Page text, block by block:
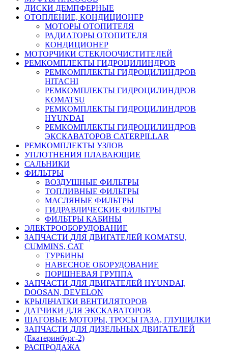
ДИСКИ ДЕМПФЕРНЫЕ
ОТОПЛЕНИЕ, КОНДИЦИОНЕР
МОТОРЫ ОТОПИТЕЛЯ
РАДИАТОРЫ ОТОПИТЕЛЯ
КОНДИЦИОНЕР
МОТОРЧИКИ СТЕКЛООЧИСТИТЕЛЕЙ
РЕМКОМПЛЕКТЫ ГИДРОЦИЛИНДРОВ
РЕМКОМПЛЕКТЫ ГИДРОЦИЛИНДРОВ
HITACHI
РЕМКОМПЛЕКТЫ ГИДРОЦИЛИНДРОВ
KOMATSU
РЕМКОМПЛЕКТЫ ГИДРОЦИЛИНДРОВ
HYUNDAI
РЕМКОМПЛЕКТЫ ГИДРОЦИЛИНДРОВ
ЭКСКАВАТОРОВ CATERPILLAR
РЕМКОМПЛЕКТЫ УЗЛОВ
УПЛОТНЕНИЯ ПЛАВАЮЩИЕ
САЛЬНИКИ
ФИЛЬТРЫ
ВОЗДУШНЫЕ ФИЛЬТРЫ
ТОПЛИВНЫЕ ФИЛЬТРЫ
МАСЛЯНЫЕ ФИЛЬТРЫ
ГИДРАВЛИЧЕСКИЕ ФИЛЬТРЫ
ФИЛЬТРЫ КАБИНЫ
ЭЛЕКТРООБОРУДОВАНИЕ
ЗАПЧАСТИ ДЛЯ ДВИГАТЕЛЕЙ KOMATSU,
CUMMINS, CAT
ТУРБИНЫ
НАВЕСНОЕ ОБОРУДОВАНИЕ
ПОРШНЕВАЯ ГРУППА
ЗАПЧАСТИ ДЛЯ ДВИГАТЕЛЕЙ HYUNDAI,
DOOSAN, DEVELON
КРЫЛЬЧАТКИ ВЕНТИЛЯТОРОВ
ДАТЧИКИ ДЛЯ ЭКСКАВАТОРОВ
ШАГОВЫЕ МОТОРЫ, ТРОСЫ ГАЗА, ГЛУШИЛКИ
ЗАПЧАСТИ ДЛЯ ДИЗЕЛЬНЫХ ДВИГАТЕЛЕЙ
(Екатеринбург-2)
РАСПРОДАЖА